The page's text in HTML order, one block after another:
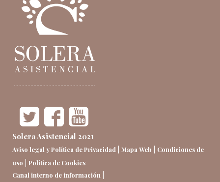
Solera Asistencial 2021
Aviso legal y Política de Privacidad Mapa Web
Condiciones de
uso
Política de Cookies
Canal interno de información